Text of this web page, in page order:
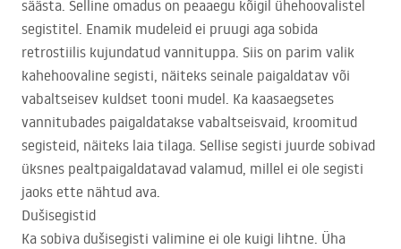
säästa. Selline omadus on peaaegu kõigil ühehoovalistel
segistitel. Enamik mudeleid ei pruugi aga sobida
retrostiilis kujundatud vannituppa. Siis on parim valik
kahehoovaline segisti, näiteks seinale paigaldatav või
vabaltseisev kuldset tooni mudel. Ka kaasaegsetes
vannitubades paigaldatakse vabaltseisvaid, kroomitud
segisteid, näiteks laia tilaga. Sellise segisti juurde sobivad
üksnes pealtpaigaldatavad valamud, millel ei ole segisti
jaoks ette nähtud ava.
Dušisegistid
Ka sobiva dušisegisti valimine ei ole kuigi lihtne. Üha